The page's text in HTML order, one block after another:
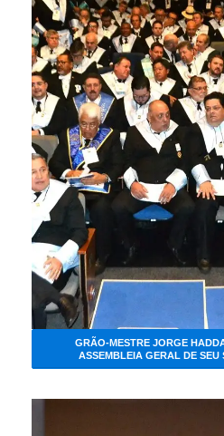
GRÃO-MESTRE JORGE
ASSEMBLEIA GERAL DE SEU